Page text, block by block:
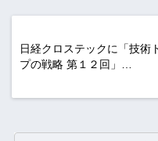
日経クロステックに「技術
プの戦略 第１２回」…